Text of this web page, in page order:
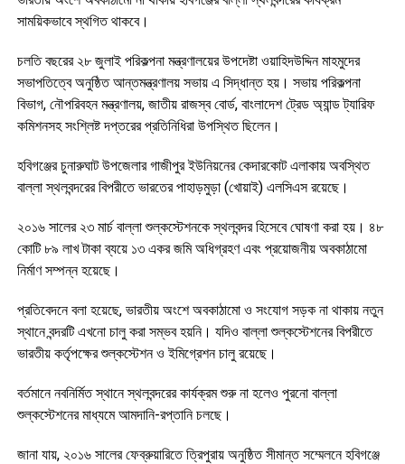
সাময়িকভাবে স্থগিত থাকবে।
চলতি বছরের ২৮ জুলাই পরিকল্পনা মন্ত্রণালয়ের উপদেষ্টা ওয়াহিদউদ্দিন মাহমুদের
সভাপতিত্বে অনুষ্ঠিত আন্তমন্ত্রণালয় সভায় এ সিদ্ধান্ত হয়। সভায় পরিকল্পনা
বিভাগ, নৌপরিবহন মন্ত্রণালয়, জাতীয় রাজস্ব বোর্ড, বাংলাদেশ ট্রেড অ্যান্ড ট্যারিফ
কমিশনসহ সংশ্লিষ্ট দপ্তরের প্রতিনিধিরা উপস্থিত ছিলেন।
হবিগঞ্জের চুনারুঘাট উপজেলার গাজীপুর ইউনিয়নের কেদারকোট এলাকায় অবস্থিত
বাল্লা স্থলবন্দরের বিপরীতে ভারতের পাহাড়মুড়া (খোয়াই) এলসিএস রয়েছে।
২০১৬ সালের ২৩ মার্চ বাল্লা শুল্কস্টেশনকে স্থলবন্দর হিসেবে ঘোষণা করা হয়। ৪৮
কোটি ৮৯ লাখ টাকা ব্যয়ে ১৩ একর জমি অধিগ্রহণ এবং প্রয়োজনীয় অবকাঠামো
নির্মাণ সম্পন্ন হয়েছে।
প্রতিবেদনে বলা হয়েছে, ভারতীয় অংশে অবকাঠামো ও সংযোগ সড়ক না থাকায় নতুন
স্থানে বন্দরটি এখনো চালু করা সম্ভব হয়নি। যদিও বাল্লা শুল্কস্টেশনের বিপরীতে
ভারতীয় কর্তৃপক্ষের শুল্কস্টেশন ও ইমিগ্রেশন চালু রয়েছে।
বর্তমানে নবনির্মিত স্থানে স্থলবন্দরের কার্যক্রম শুরু না হলেও পুরনো বাল্লা
শুল্কস্টেশনের মাধ্যমে আমদানি-রপ্তানি চলছে।
জানা যায়, ২০১৬ সালের ফেব্রুয়ারিতে ত্রিপুরায় অনুষ্ঠিত সীমান্ত সম্মেলনে হবিগঞ্জে